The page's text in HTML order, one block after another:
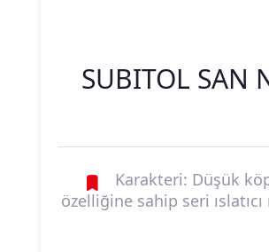
SUBITOL SAN
Karakteri: Düşük
özelliğine sahip seri